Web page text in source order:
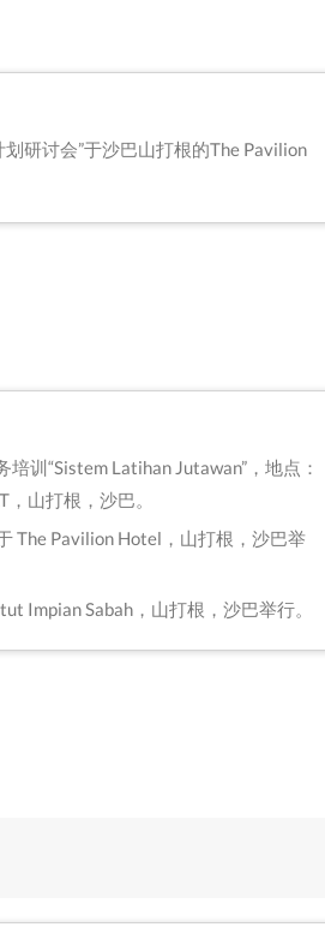
划研讨会”于沙巴山打根的The Pavilion
训“Sistem Latihan Jutawan”，地点：
山打根，沙巴。
The Pavilion Hotel，山打根，沙巴举
Impian Sabah，山打根，沙巴举行。